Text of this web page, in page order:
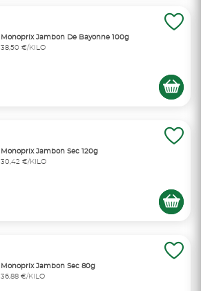
Monoprix Jambon De Bayonne 100g
38,50 €/KILO
Monoprix Jambon Sec 120g
30,42 €/KILO
Monoprix Jambon Sec 80g
36,88 €/KILO